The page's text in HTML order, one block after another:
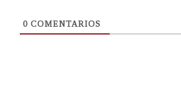
0 COMENTARIOS